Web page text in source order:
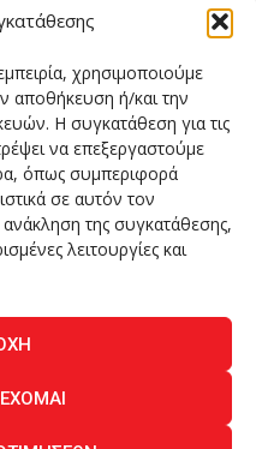
χρησιμοποιούμε
αποθήκευση ή/και την
Η συγκατάθεση για τις
να επεξεργαστούμε
όπως συμπεριφορά
σε αυτόν τον
της συγκατάθεσης,
λειτουργίες και
: Θεόδωρος Δημητριάδης
242276
ΕΠΙΚΟΙΝΩΝΙΑ